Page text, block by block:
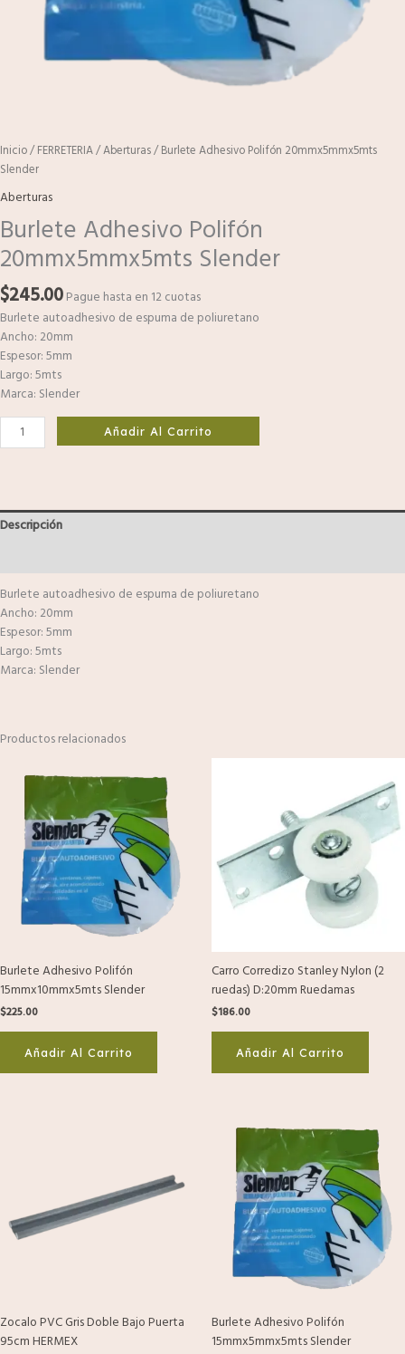
Inicio/FERRETERIA/Aberturas/ Burlete Adhesivo Polifón 20mmx5mmx5mts
Slender
Aberturas
Burlete Adhesivo Polifón
20mmx5mmx5mts Slender
$245.00Pague hasta en 12 cuotas
Burlete autoadhesivo de espuma de poliuretano
Ancho: 20mm
Espesor: 5mm
Largo: 5mts
Marca: Slender
Añadir Al Carrito
Descripción
Burlete autoadhesivo de espuma de poliuretano
Ancho: 20mm
Espesor: 5mm
Largo: 5mts
Marca: Slender
Productos relacionados
Burlete Adhesivo Polifón
15mmx10mmx5mts Slender
$225.00
Añadir Al Carrito
Carro Corredizo Stanley Nylon (2
ruedas) D:20mm Ruedamas
$186.00
Añadir Al Carrito
Zocalo PVC Gris Doble Bajo Puerta
95cm HERMEX
Burlete Adhesivo Polifón
15mmx5mmx5mts Slender